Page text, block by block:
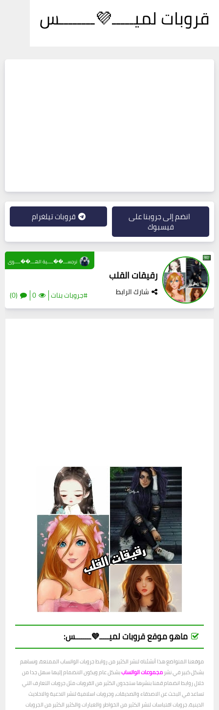
قروبات لميـــــ💜ــــــــس
انضم إلى جروبنا على
فيسبوك
قروبات تيلغرام
رقيقات القلب
شارك الرابط #جروبات بنات 0
(0)
نرجســـ��ــــية الهـــ��ــــوى
ماهو موقع قروبات لميـــــ💜ــــــــس:
موقعنا المتواضع هذا أنشئناه لنشر الكثير من روابط جروبات الواتساب الممتعة، ونساهم
بشكل كبير في نشر مجموعات الواتساببشكل عام ويكون الانضمام إليها سهل جدا من
خلال روابط انضمام قمنا بنشرها ستجدون الكثير من القروبات مثل جروبات التعارف التي
تساعد في البحث عن الاصدقاء والصديقات، وجروبات اسلامية لنشر الادعية والاحاديث
الدينية، جروبات اقتباسات لنشر الكثير من الخواطر والعبارات والكثير الكثير من الجروبات